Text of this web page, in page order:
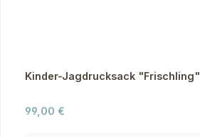
Kinder-Jagdrucksack "Frischling"
Regulärer Preis:
99,00 €